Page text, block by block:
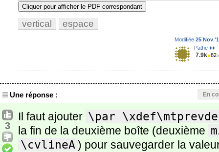
Cliquer pour afficher le PDF correspondant
vertical espace
Modifiée 25 Nov
Pathe ♦♦
7.9k●82
Une réponse : En
3
Il faut ajouter \par
la fin de la deuxième boîte (deuxième
\cvlineA ) pour sauvegarder la